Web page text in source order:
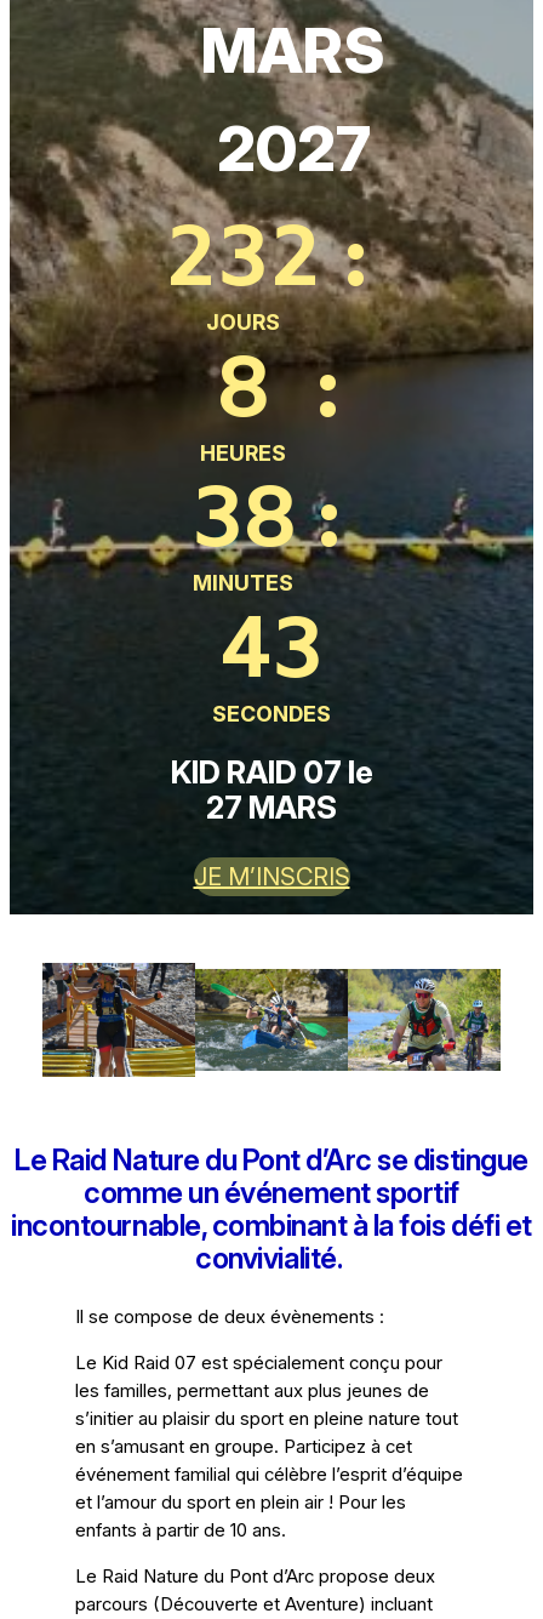
MARS
2027
232
JOURS
:
8
HEURES
:
38
MINUTES
:
41
SECONDES
KID RAID 07 le
27 MARS
JE M’INSCRIS
Le Raid Nature du Pont d’Arc se distingue
comme un événement sportif
incontournable, combinant à la fois défi et
convivialité.
Il se compose de deux évènements :
Le Kid Raid 07 est spécialement conçu pour
les familles, permettant aux plus jeunes de
s’initier au plaisir du sport en pleine nature tout
en s’amusant en groupe. Participez à cet
événement familial qui célèbre l’esprit d’équipe
et l’amour du sport en plein air ! Pour les
enfants à partir de 10 ans.
Le Raid Nature du Pont d’Arc propose deux
parcours (Découverte et Aventure) incluant